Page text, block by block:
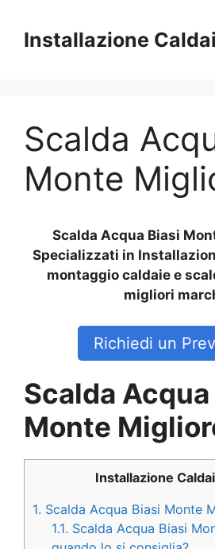
contenuto
Installazione
Scalda
Monte
Scalda Acqua Biasi
Specializzati in
montaggio caldaie e
migliori
Richiedi un
Scalda
Monte
Installazione
1. Scalda Acqua Biasi Monte
1.1. Scalda Acqua Biasi